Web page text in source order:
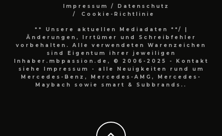
Impressum / Datenschutz
Cookie-Richtlinie
** Unsere aktuellen Mediadaten **/
|
Änderungen, Irrtümer und Schreibfehler
vorbehalten. Alle verwendeten Warenzeichen
sind Eigentum ihrer jeweiligen
Inhaber.mbpassion.de, © 2006-2025 - Kontakt
siehe Impressum - alle Neuigkeiten rund um
Mercedes-Benz, Mercedes-AMG, Mercedes-
Maybach sowie smart & Subbrands..